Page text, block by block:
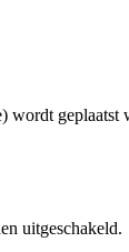
uitgeschakeld.